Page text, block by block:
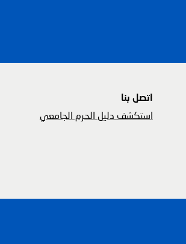
اتصل بنا
استكشف دليل الحرم الجامعي